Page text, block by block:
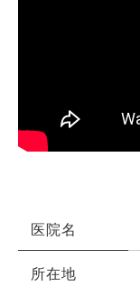
医院名
所在地